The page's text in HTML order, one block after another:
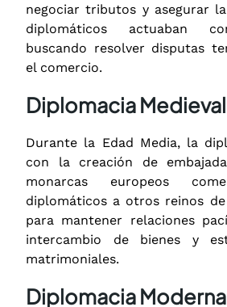
negociar tributos y asegurar
diplomáticos actuaban
buscando resolver disputas
el comercio.
Diplomacia Medieval
Durante la Edad Media, la
con la creación de
monarcas europeos
diplomáticos a otros reinos
para mantener relaciones
intercambio de bienes y
matrimoniales.
Diplomacia Moderna